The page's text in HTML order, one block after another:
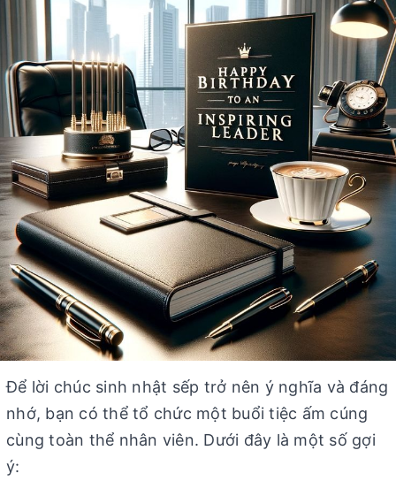
Để lời chúc sinh nhật sếp trở nên ý nghĩa và đáng
nhớ, bạn có thể tổ chức một buổi tiệc ấm cúng
cùng toàn thể nhân viên. Dưới đây là một số gợi
ý: